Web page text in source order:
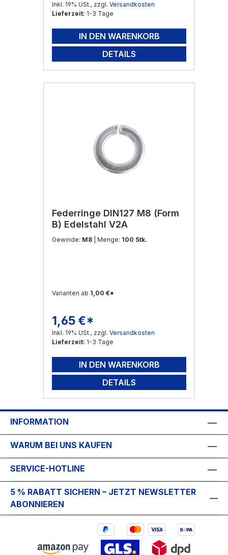
Inkl. 19% USt., zzgl. Versandkosten
Lieferzeit: 1-3 Tage
IN DEN WARENKORB
DETAILS
Federringe DIN127 M8 (Form
B) Edelstahl V2A
Gewinde: M8 | Menge: 100 Stk.
Varianten ab 1,00 €*
Regulärer Preis:
1,65 €*
Inkl. 19% USt., zzgl. Versandkosten
Lieferzeit: 1-3 Tage
IN DEN WARENKORB
DETAILS
INFORMATION
WARUM BEI UNS KAUFEN
SERVICE-HOTLINE
5 % RABATT SICHERN – JETZT NEWSLETTER
ABONNIEREN